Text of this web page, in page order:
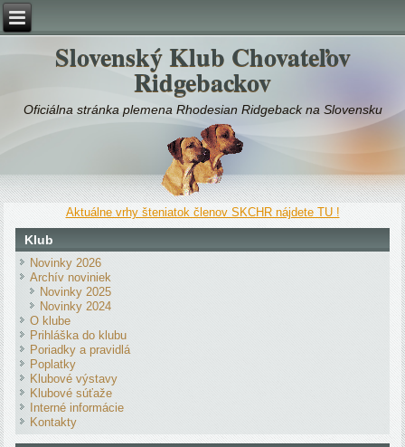
Slovenský Klub Chovateľov
Ridgebackov
Oficiálna stránka plemena Rhodesian Ridgeback na Slovensku
Aktuálne vrhy šteniatok členov SKCHR nájdete TU !
Klub
Novinky 2026
Archív noviniek
Novinky 2025
Novinky 2024
O klube
Prihláška do klubu
Poriadky a pravidlá
Poplatky
Klubové výstavy
Klubové súťaže
Interné informácie
Kontakty